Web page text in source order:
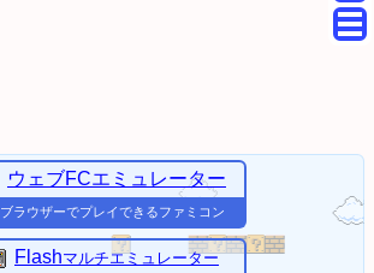
ウェブFCエミュレーター
ブラウザーでプレイできるファミコン
Flashマルチエミュレーター